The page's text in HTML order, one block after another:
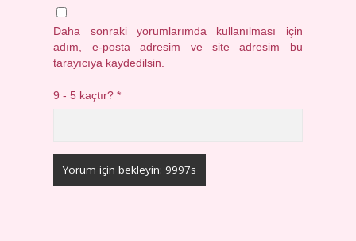
Daha sonraki yorumlarımda kullanılması için
adım, e-posta adresim ve site adresim bu
tarayıcıya kaydedilsin.
9 - 5 kaçtır?*